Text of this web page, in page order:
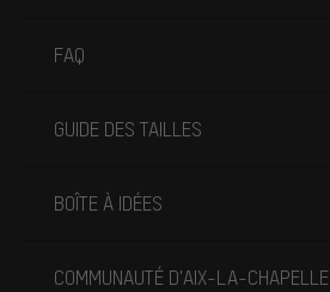
FAQ
GUIDE DES TAILLES
BOÎTE À IDÉES
COMMUNAUTÉ D'AIX-LA-CHAPELLE